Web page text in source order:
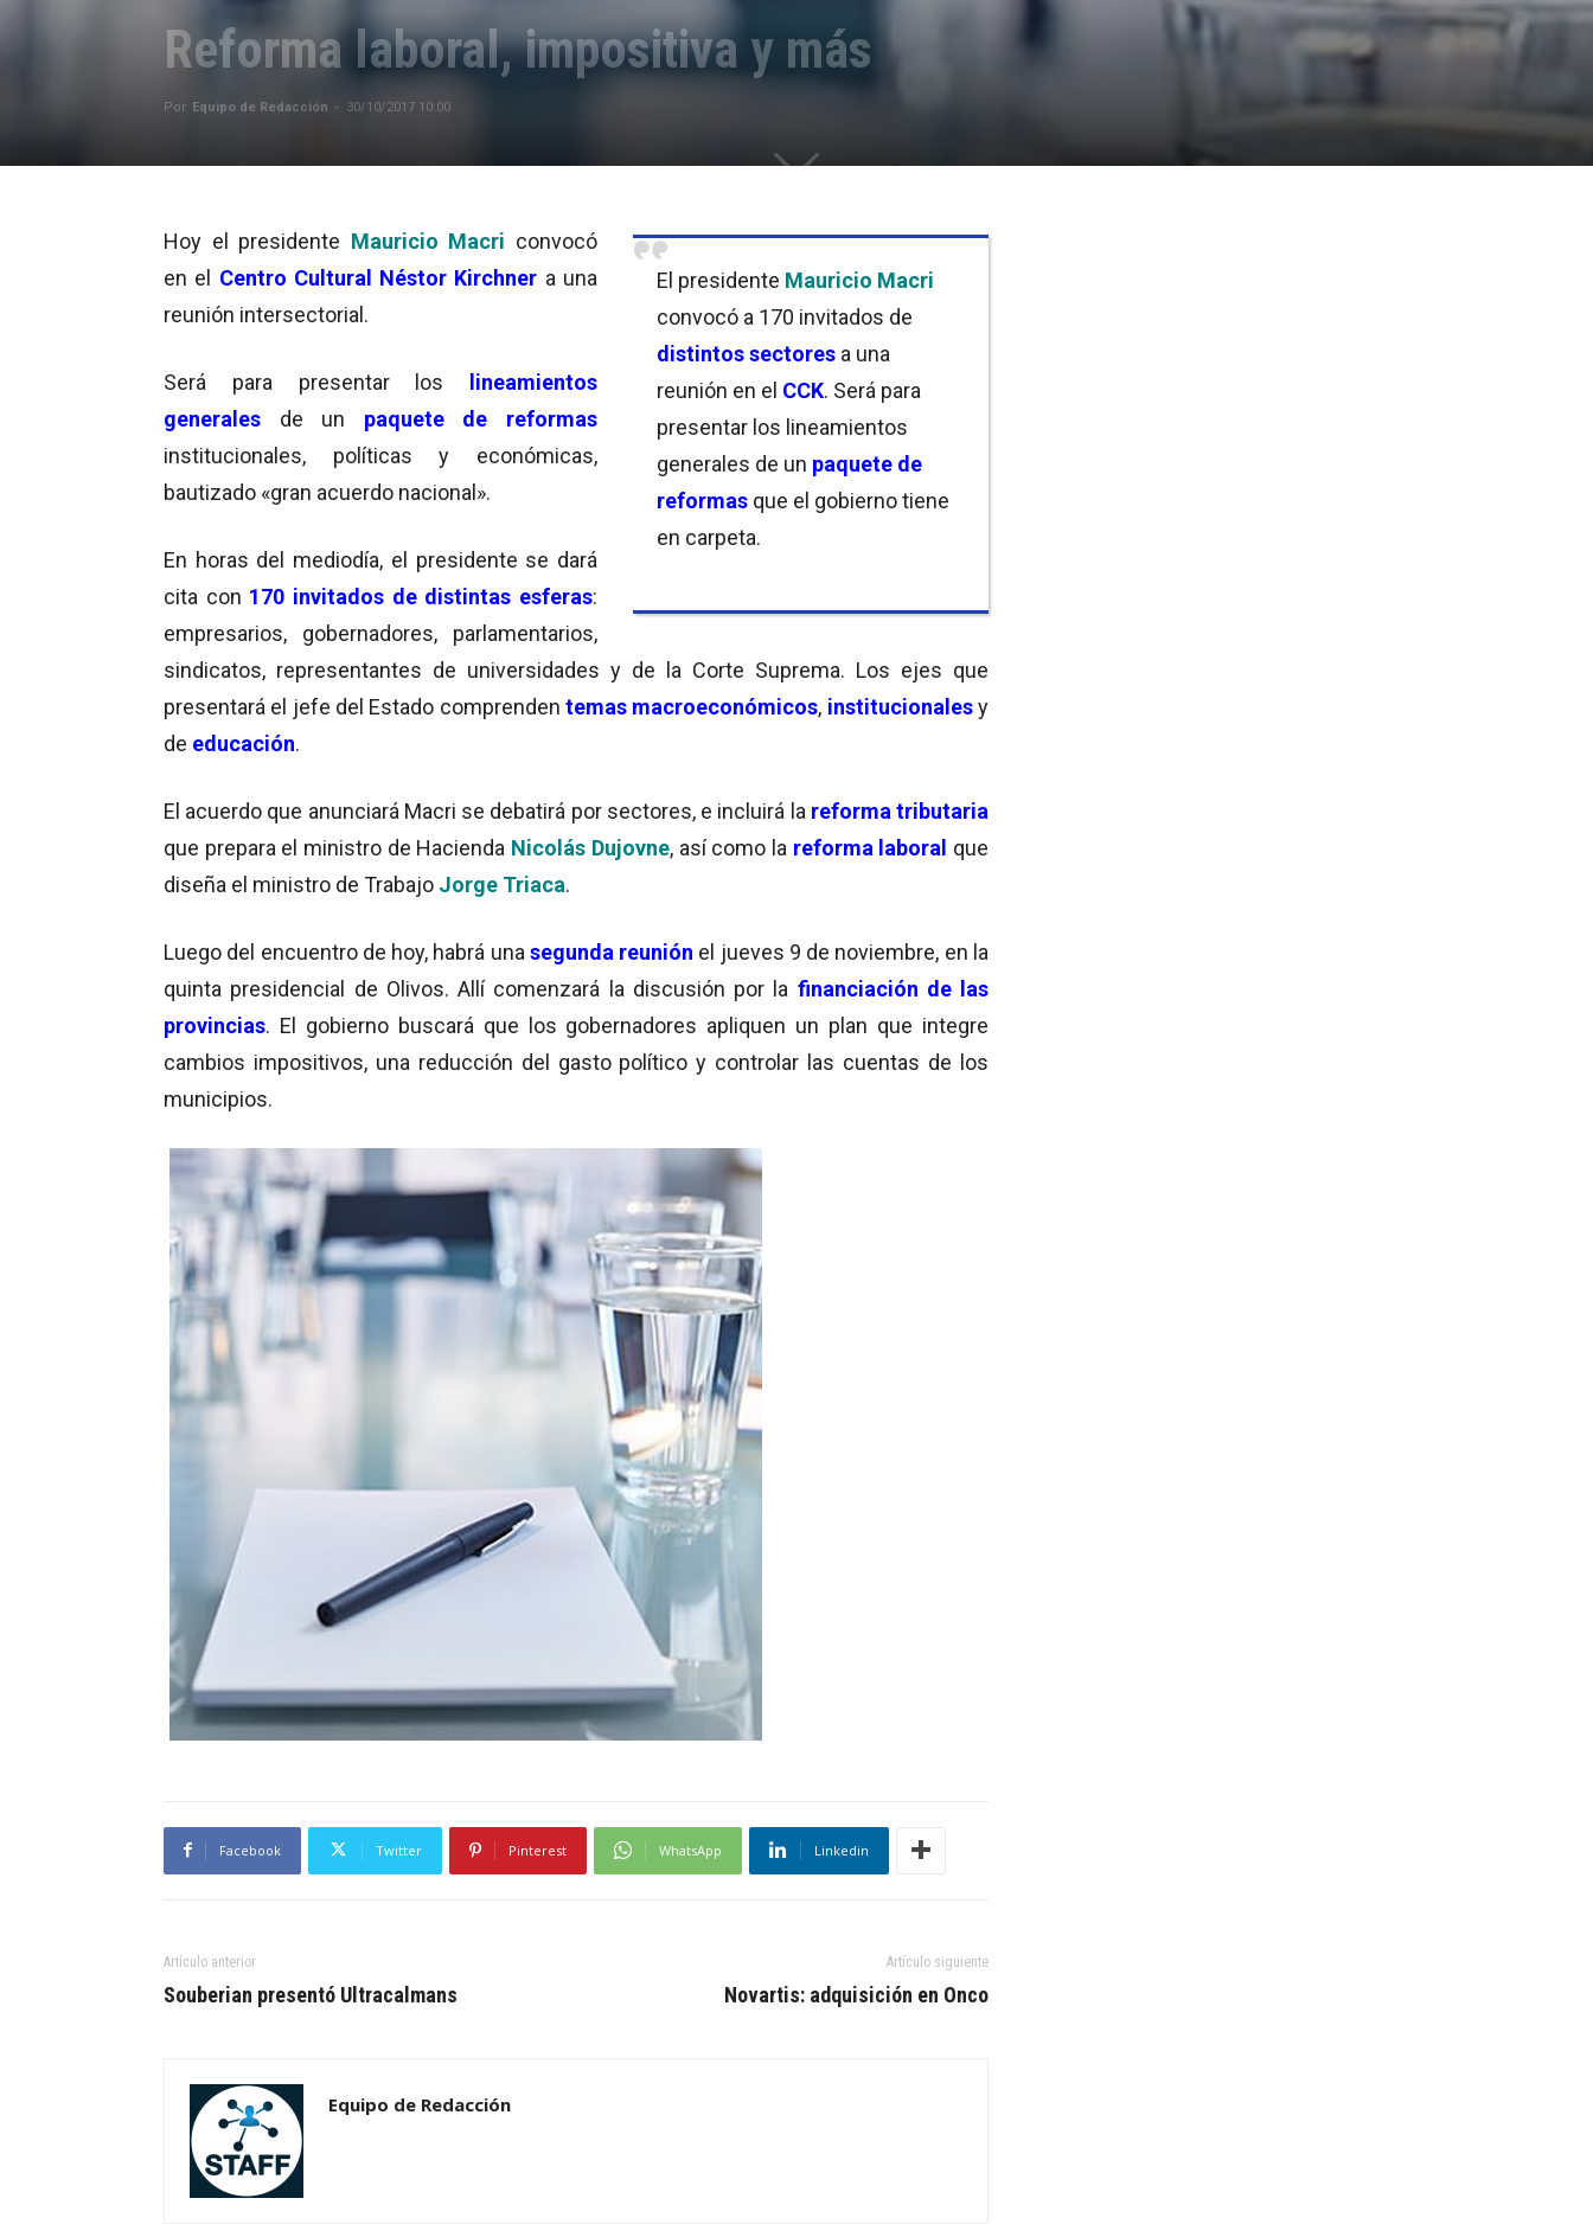
Reforma laboral, impositiva y más
Por Equipo de Redacción - 30/10/2017 10:00
El presidente Mauricio Macri
convocó a 170 invitados de
distintos sectores a una
reunión en el CCK. Será para
presentar los lineamientos
generales de un paquete de
reformas que el gobierno tiene
en carpeta.
Hoy el presidente Mauricio Macri convocó
en el Centro Cultural Néstor Kirchner a una
reunión intersectorial.
Será para presentar los lineamientos
generales de un paquete de reformas
institucionales, políticas y económicas,
bautizado «gran acuerdo nacional».
En horas del mediodía, el presidente se dará
cita con 170 invitados de distintas esferas:
empresarios, gobernadores, parlamentarios,
sindicatos, representantes de universidades y de la Corte Suprema. Los ejes que
presentará el jefe del Estado comprenden temas macroeconómicos, institucionalesy
de educación.
El acuerdo que anunciará Macri se debatirá por sectores, e incluirá la reforma tributaria
que prepara el ministro de Hacienda Nicolás Dujovne, así como la reforma laboral que
diseña el ministro de Trabajo Jorge Triaca.
Luego del encuentro de hoy, habrá una segunda reunión el jueves 9 de noviembre, en la
quinta presidencial de Olivos. Allí comenzará la discusión por la financiación de las
provincias. El gobierno buscará que los gobernadores apliquen un plan que integre
cambios impositivos, una reducción del gasto político y controlar las cuentas de los
municipios.
Facebook Twitter Pinterest WhatsApp Linkedin
Artículo anterior
Souberian presentó Ultracalmans
Artículo siguiente
Novartis: adquisición en Onco
Equipo de Redacción